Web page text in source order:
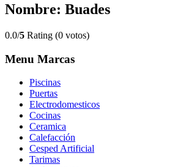
Nombre: Buades
0.0/5 Rating (0 votos)
Menu Marcas
Piscinas
Puertas
Electrodomesticos
Cocinas
Ceramica
Calefacción
Cesped Artificial
Tarimas